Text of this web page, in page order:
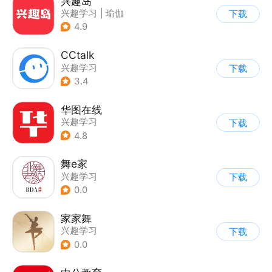
兴趣学习
瑜伽
4.9
下载
CCtalk
兴趣学习
3.4
下载
华图在线
兴趣学习
4.8
下载
舞e家
兴趣学习
0.0
下载
家家舞
兴趣学习
0.0
下载